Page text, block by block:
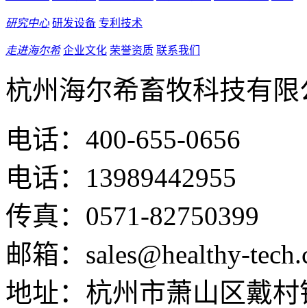
研究中心 研发设备 专利技术
走进海尔希 企业文化 荣誉资质 联系我们
杭州海尔希畜牧科技有限
电话：400-655-0656
电话：13989442955
传真：0571-82750399
邮箱：sales@healthy-
地址：杭州市萧山区戴